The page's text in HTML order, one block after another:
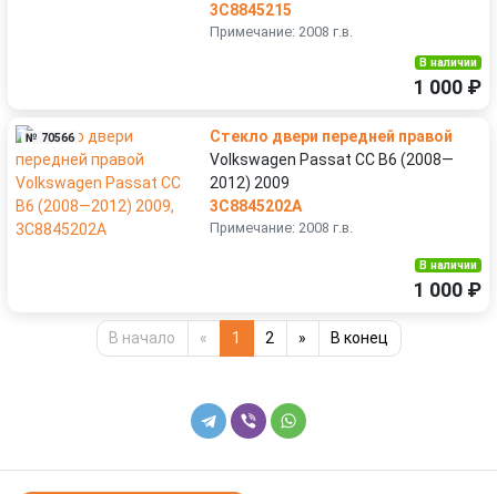
3C8845215
Примечание: 2008 г.в.
В наличии
1 000 ₽
№ 70566
Стекло двери передней правой
Volkswagen Passat CC B6 (2008—
2012) 2009
3C8845202A
Примечание: 2008 г.в.
В наличии
1 000 ₽
В начало « 1 2 » В конец